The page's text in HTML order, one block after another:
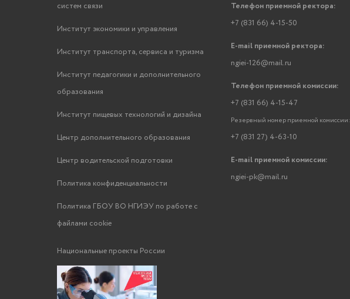
систем связи
Институт экономики и управления
Институт транспорта, сервиса и туризма
Институт педагогики и дополнительного
образования
Институт пищевых технологий и дизайна
Центр дополнительного образования
Центр водительской подготовки
Политика конфиденциальности
Политика ГБОУ ВО НГИЭУ по работе с
файлами cookie
Национальные проекты России
Телефон приемной ректора:
+7 (831 66) 4-15-50
E-mail приемной ректора:
ngiei-126@mail.ru
Телефон приемной комиссии:
+7 (831 66) 4-15-47
Резервный номер приемной комиссии:
+7 (831 27) 4-63-10
E-mail приемной комиссии:
ngiei-pk@mail.ru